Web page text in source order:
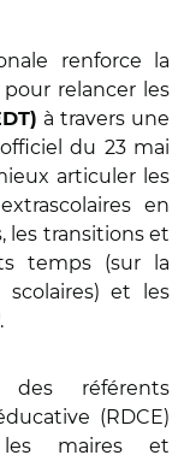
renforce la
relancer les
à travers une
du 23 mai
articuler les
en
les transitions et
temps (sur la
et les
référents
(RDCE)
les maires et